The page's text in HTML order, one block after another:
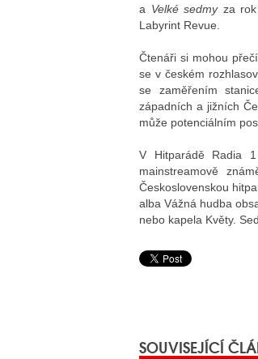
a Velké sedmyza rok
Labyrint Revue.
Čtenáři si mohou
se v českém
se zaměřením
západních a jižních
může potenciálním
V Hitparádě Radia
mainstreamově
Československou
alba Vážná hudba
nebo kapela Květy.
SOUVISEJÍCÍ